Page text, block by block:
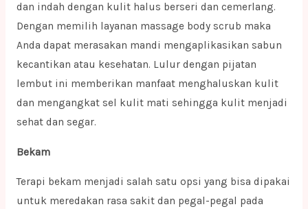
dan indah dengan kulit halus berseri dan cemerlang.
Dengan memilih layanan massage body scrub maka
Anda dapat merasakan mandi mengaplikasikan sabun
kecantikan atau kesehatan. Lulur dengan pijatan
lembut ini memberikan manfaat menghaluskan kulit
dan mengangkat sel kulit mati sehingga kulit menjadi
sehat dan segar.
Bekam
Terapi bekam menjadi salah satu opsi yang bisa dipakai
untuk meredakan rasa sakit dan pegal-pegal pada